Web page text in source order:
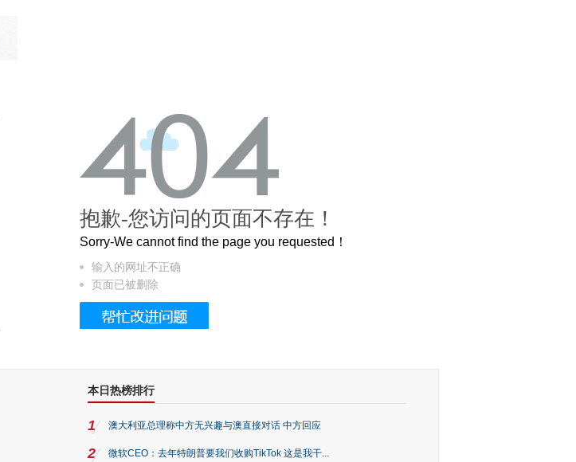
被列入佛家七宝的它到底有多美？
抱歉-您访问的页面不存在！
Sorry-We cannot find the page you requested！
输入的网址不正确
页面已被删除
本日热榜排行
1 澳大利亚总理称中方无兴趣与澳直接对话 中方回应
2 微软CEO：去年特朗普要我们收购TikTok 这是我干...